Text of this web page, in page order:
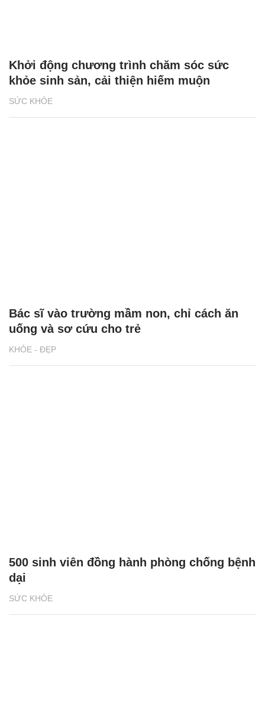
SỨC KHỎE
Khởi động chương trình chăm sóc sức
khỏe sinh sản, cải thiện hiếm muộn
KHỎE - ĐẸP
Bác sĩ vào trường mầm non, chỉ cách ăn
uống và sơ cứu cho trẻ
SỨC KHỎE
500 sinh viên đồng hành phòng chống bệnh
dại